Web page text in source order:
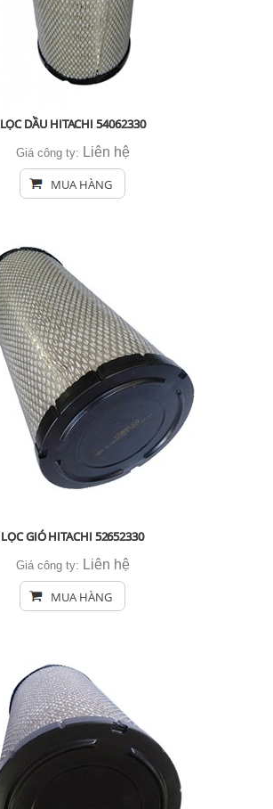
LỌC DẦU HITACHI 54062330
Giá công ty: Liên hệ
MUA HÀNG
LỌC GIÓ HITACHI 52652330
Giá công ty: Liên hệ
MUA HÀNG